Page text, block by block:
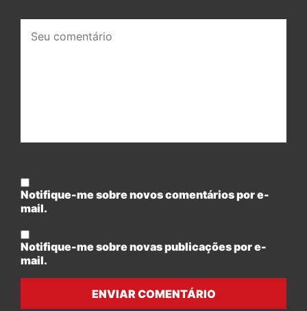
comentário:
Notifique-me sobre novos comentários por e-
mail.
Notifique-me sobre novas publicações por e-
mail.
ENVIAR COMENTÁRIO